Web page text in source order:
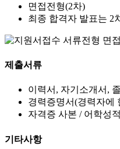
면접전형(2차)
최종 합격자 발표는 2
제출서류
이력서, 자기소개서,
경력증명서(경력자에
자격증 사본 / 어학성
기타사항